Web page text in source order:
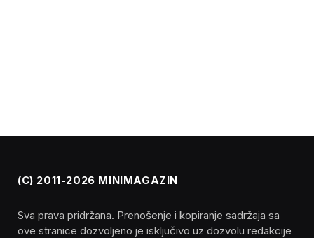
(C) 2011-2026 MINIMAGAZIN
Sva prava pridržana. Prenošenje i kopiranje sadržaja sa
ove stranice dozvoljeno je isključivo uz dozvolu redakcije